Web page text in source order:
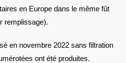
en Europe dans le même fût
remplissage).
en novembre 2022 sans filtration
ont été produites.